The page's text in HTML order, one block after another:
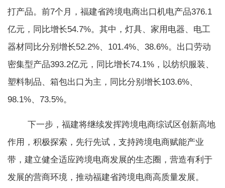
打产品。前7个月，福建省跨境电商出口机电产品376.1
亿元，同比增长54.7%。其中，灯具、家用电器、电工
器材同比分别增长52.2%、101.4%、38.6%。出口劳动
密集型产品393.2亿元，同比增长74.1%，以纺织服装、
塑料制品、箱包出口为主，同比分别增长103.6%、
98.1%、73.5%。
下一步，福建将继续发挥跨境电商综试区创新高地
作用，积极探索，先行先试，支持跨境电商赋能产业
带，建立健全适应跨境电商发展的生态圈，营造有利于
发展的营商环境，推动福建省跨境电商高质量发展。